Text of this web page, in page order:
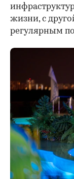
жизни, с
регулярным